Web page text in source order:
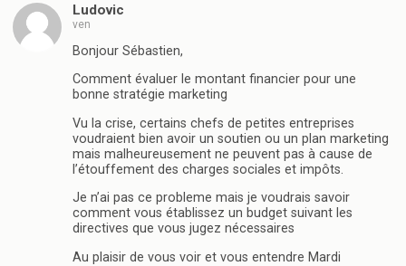
Ludovic
ven
Bonjour Sébastien,
Comment évaluer le montant financier pour une
bonne stratégie marketing
Vu la crise, certains chefs de petites entreprises
voudraient bien avoir un soutien ou un plan marketing
mais malheureusement ne peuvent pas à cause de
l’étouffement des charges sociales et impôts.
Je n’ai pas ce probleme mais je voudrais savoir
comment vous établissez un budget suivant les
directives que vous jugez nécessaires
Au plaisir de vous voir et vous entendre Mardi